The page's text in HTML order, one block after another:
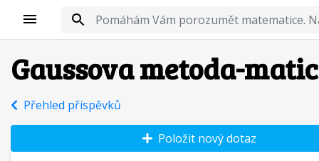
Gaussova metoda-
Přehled příspěvků
Položit nový dotaz